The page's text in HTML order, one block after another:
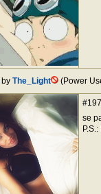
by The_Light (Power
se